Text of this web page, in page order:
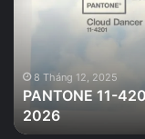
Màu
của
năm
2026
8 Tháng 12, 2025
PANTONE 11-
2026